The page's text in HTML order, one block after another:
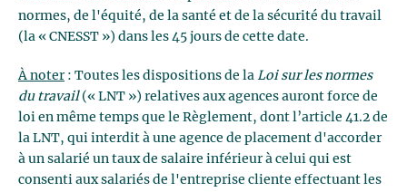
normes, de l'équité, de la santé et de la sécurité du travail
(la « CNESST ») dans les 45 jours de cette date.
À noter: Toutes les dispositions de la Loi sur les normes
du travail(« LNT ») relatives aux agences auront force de
loi en même temps que le Règlement, dont l’article 41.2 de
la LNT, qui interdit à une agence de placement d'accorder
à un salarié un taux de salaire inférieur à celui qui est
consenti aux salariés de l'entreprise cliente effectuant les